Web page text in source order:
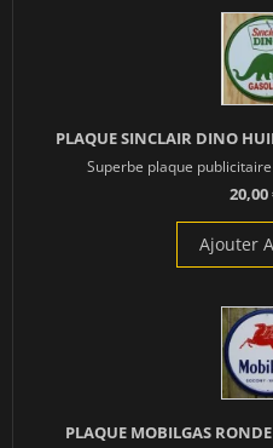
PLAQUE SINCLAIR DINO
Superbe plaque
20,00
Ajouter
PLAQUE MOBILGAS